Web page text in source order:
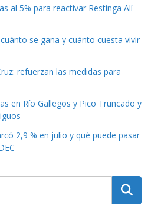
al 5% para reactivar Restinga Alí
se gana y cuánto cuesta vivir
refuerzan las medidas para
en Río Gallegos y Pico Truncado y
2,9 % en julio y qué puede pasar